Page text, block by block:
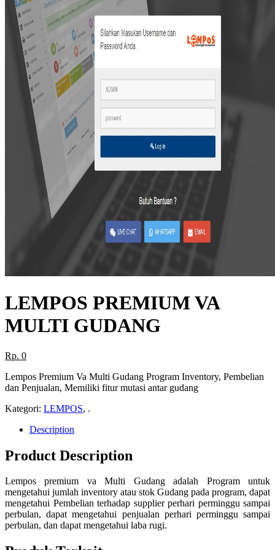
LEMPOS PREMIUM VA
MULTI GUDANG
Rp. 0
Lempos Premium Va Multi Gudang Program Inventory, Pembelian
dan Penjualan, Memiliki fitur mutasi antar gudang
Kategori: LEMPOS, .
Description
Product Description
Lempos premium va Multi Gudang adalah Program untuk
mengetahui jumlah inventory atau stok Gudang pada program, dapat
mengetahui Pembelian terhadap supplier perhari perminggu sampai
perbulan, dapat mengetahui penjualan perhari perminggu sampai
perbulan, dan dapat mengetahui laba rugi.